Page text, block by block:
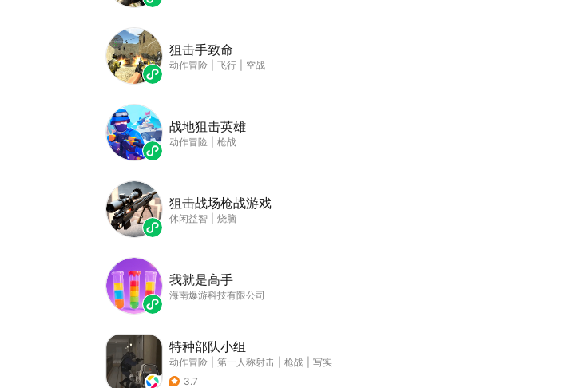
狙击手致命
动作冒险 飞行 空战
战地狙击英雄
动作冒险 枪战
狙击战场枪战游戏
休闲益智 烧脑
我就是高手
海南爆游科技有限公司
特种部队小组
动作冒险 第一人称射击 枪战
写实
3.7